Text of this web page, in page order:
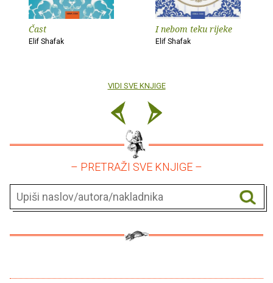
Čast
Elif Shafak
I nebom teku rijeke
Elif Shafak
VIDI SVE KNJIGE
– PRETRAŽI SVE KNJIGE –